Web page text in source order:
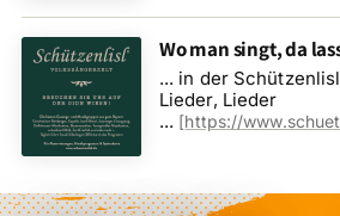
Wo man singt, da
... in der
Lieder, Lieder
... [https://